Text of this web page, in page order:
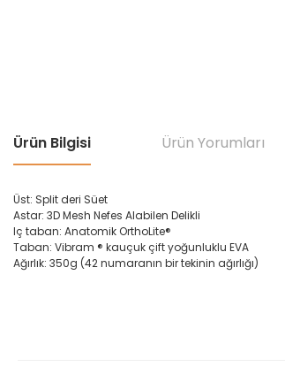
Ürün Bilgisi Ürün Yorumları
Üst: Split deri Süet
Astar: 3D Mesh Nefes Alabilen Delikli
Iç taban: Anatomik OrthoLite®
Taban: Vibram ® kauçuk çift yoğunluklu EVA
Ağırlık: 350g (42numaranın bir tekinin ağırlığı)